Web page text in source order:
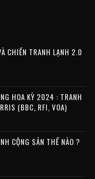
CHIẾN TRANH LẠNH 2.0
HOA KỲ 2024 : TRANH
(BBC, RFI, VOA)
CỘNG SẢN THẾ NÀO ?